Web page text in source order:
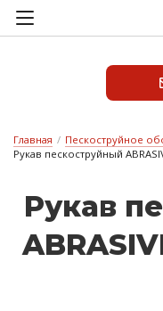
Главная / Пескоструйное
Рукав пескоструйный
Ру­кав